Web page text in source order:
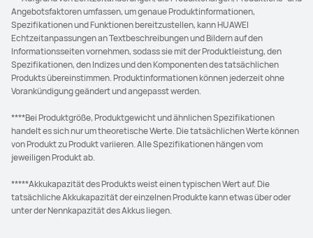
Angebotsfaktoren umfassen, um genaue Produktinformationen,
Spezifikationen und Funktionen bereitzustellen, kann HUAWEI
Echtzeitanpassungen an Textbeschreibungen und Bildern auf den
Informationsseiten vornehmen, sodass sie mit der Produktleistung, den
Spezifikationen, den Indizes und den Komponenten des tatsächlichen
Produkts übereinstimmen. Produktinformationen können jederzeit ohne
Vorankündigung geändert und angepasst werden.
****Bei Produktgröße, Produktgewicht und ähnlichen Spezifikationen
handelt es sich nur um theoretische Werte. Die tatsächlichen Werte können
von Produkt zu Produkt variieren. Alle Spezifikationen hängen vom
jeweiligen Produkt ab.
*****Akkukapazität des Produkts weist einen typischen Wert auf. Die
tatsächliche Akkukapazität der einzelnen Produkte kann etwas über oder
unter der Nennkapazität des Akkus liegen.